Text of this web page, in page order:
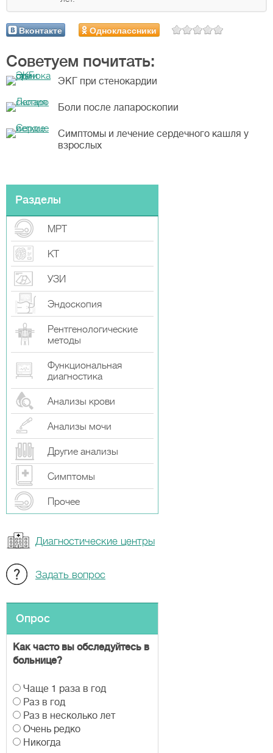
Вконтакте Одноклассники
Советуем почитать:
ЭКГ при стенокардии
Боли после лапароскопии
Симптомы и лечение сердечного кашля у
взрослых
Разделы
МРТ
КТ
УЗИ
Эндоскопия
Рентгенологические
методы
Функциональная
диагностика
Анализы крови
Анализы мочи
Другие анализы
Симптомы
Прочeе
Диагностические центры
Задать вопрос
Опрос
Как часто вы обследуйтесь в
больнице?
В
а
р
и
а
Чаще 1 раза в год
Раз в год
Раз в несколько лет
Очень редко
Никогда